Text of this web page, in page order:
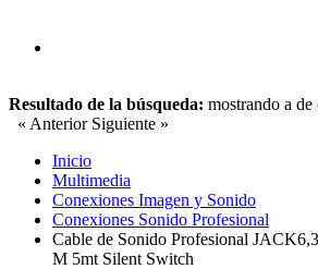
Resultado de la búsqueda: mostrando a de
« Anterior Siguiente »
Inicio
Multimedia
Conexiones Imagen y Sonido
Conexiones Sonido Profesional
Cable de Sonido Profesional
M 5mt Silent Switch